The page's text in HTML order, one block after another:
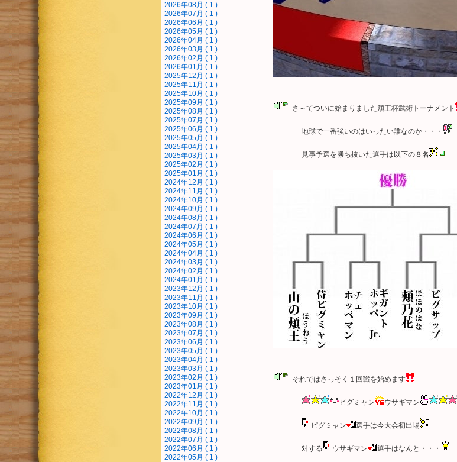
2026年08月 ( 1 )
2026年07月 ( 1 )
2026年06月 ( 1 )
2026年05月 ( 1 )
2026年04月 ( 1 )
2026年03月 ( 1 )
2026年02月 ( 1 )
2026年01月 ( 1 )
2025年12月 ( 1 )
2025年11月 ( 1 )
2025年10月 ( 1 )
2025年09月 ( 1 )
2025年08月 ( 1 )
2025年07月 ( 1 )
2025年06月 ( 1 )
2025年05月 ( 1 )
2025年04月 ( 1 )
2025年03月 ( 1 )
2025年02月 ( 1 )
2025年01月 ( 1 )
2024年12月 ( 1 )
2024年11月 ( 1 )
2024年10月 ( 1 )
2024年09月 ( 1 )
2024年08月 ( 1 )
2024年07月 ( 1 )
2024年06月 ( 1 )
2024年05月 ( 1 )
2024年04月 ( 1 )
2024年03月 ( 1 )
2024年02月 ( 1 )
2024年01月 ( 1 )
2023年12月 ( 1 )
2023年11月 ( 1 )
2023年10月 ( 1 )
2023年09月 ( 1 )
2023年08月 ( 1 )
2023年07月 ( 1 )
2023年06月 ( 1 )
2023年05月 ( 1 )
2023年04月 ( 1 )
2023年03月 ( 1 )
2023年02月 ( 1 )
2023年01月 ( 1 )
2022年12月 ( 1 )
2022年11月 ( 1 )
2022年10月 ( 1 )
2022年09月 ( 1 )
2022年08月 ( 1 )
2022年07月 ( 1 )
2022年06月 ( 1 )
2022年05月 ( 1 )
さ～てついに始まりました頬王杯武術トーナメント
地球で一番強いのはいったい誰なのか・・・
見事予選を勝ち抜いた選手は以下の８名
それではさっそく１回戦を始めます
ピグミャン ウサギマン
ピグミャン 選手は今大会初出場
対する ウサギマン 選手はなんと・・・